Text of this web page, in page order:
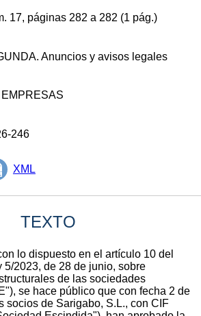
17, páginas 282 a 282 (1 pág.)
Anuncios y avisos legales
246
XML
TEXTO
lo dispuesto en el artículo 10 del
5/2023, de 28 de junio, sobre
de las sociedades
se hace público que con fecha 2 de
socios de Sarigabo, S.L., con CIF